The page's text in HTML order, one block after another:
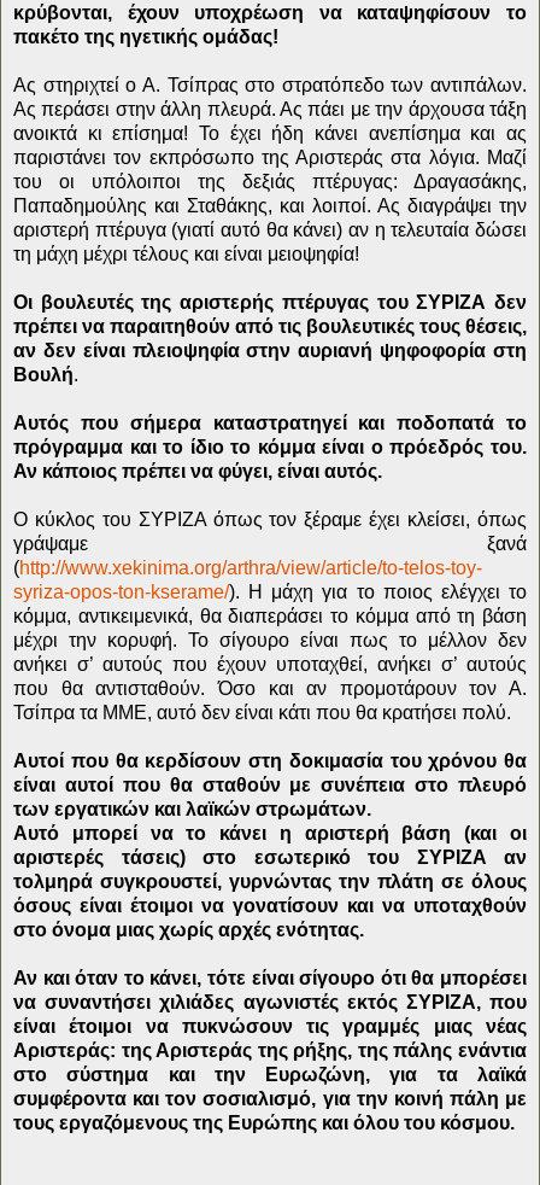
κρύβονται, έχουν υποχρέωση να καταψηφίσουν το
πακέτο της ηγετικής ομάδας!
Ας στηριχτεί ο Α. Τσίπρας στο στρατόπεδο των αντιπάλων.
Ας περάσει στην άλλη πλευρά. Ας πάει με την άρχουσα τάξη
ανοικτά κι επίσημα! Το έχει ήδη κάνει ανεπίσημα και ας
παριστάνει τον εκπρόσωπο της Αριστεράς στα λόγια. Μαζί
του οι υπόλοιποι της δεξιάς πτέρυγας: Δραγασάκης,
Παπαδημούλης και Σταθάκης, και λοιποί. Ας διαγράψει την
αριστερή πτέρυγα (γιατί αυτό θα κάνει) αν η τελευταία δώσει
τη μάχη μέχρι τέλους και είναι μειοψηφία!
Οι βουλευτές της αριστερής πτέρυγας του ΣΥΡΙΖΑ δεν
πρέπει να παραιτηθούν από τις βουλευτικές τους θέσεις,
αν δεν είναι πλειοψηφία στην αυριανή ψηφοφορία στη
Βουλή.
Αυτός που σήμερα καταστρατηγεί και ποδοπατά το
πρόγραμμα και το ίδιο το κόμμα είναι ο πρόεδρός του.
Αν κάποιος πρέπει να φύγει, είναι αυτός.
Ο κύκλος του ΣΥΡΙΖΑ όπως τον ξέραμε έχει κλείσει, όπως
γράψαμε ξανά
(http://www.xekinima.org/arthra/view/article/to-telos-toy-
syriza-opos-ton-kserame/). Η μάχη για το ποιος ελέγχει το
κόμμα, αντικειμενικά, θα διαπεράσει το κόμμα από τη βάση
μέχρι την κορυφή. Το σίγουρο είναι πως το μέλλον δεν
ανήκει σ’ αυτούς που έχουν υποταχθεί, ανήκει σ’ αυτούς
που θα αντισταθούν. Όσο και αν προμοτάρουν τον Α.
Τσίπρα τα ΜΜΕ, αυτό δεν είναι κάτι που θα κρατήσει πολύ.
Αυτοί που θα κερδίσουν στη δοκιμασία του χρόνου θα
είναι αυτοί που θα σταθούν με συνέπεια στο πλευρό
των εργατικών και λαϊκών στρωμάτων.
Αυτό μπορεί να το κάνει η αριστερή βάση (και οι
αριστερές τάσεις) στο εσωτερικό του ΣΥΡΙΖΑ αν
τολμηρά συγκρουστεί, γυρνώντας την πλάτη σε όλους
όσους είναι έτοιμοι να γονατίσουν και να υποταχθούν
στο όνομα μιας χωρίς αρχές ενότητας.
Αν και όταν το κάνει, τότε είναι σίγουρο ότι θα μπορέσει
να συναντήσει χιλιάδες αγωνιστές εκτός ΣΥΡΙΖΑ, που
είναι έτοιμοι να πυκνώσουν τις γραμμές μιας νέας
Αριστεράς: της Αριστεράς της ρήξης, της πάλης ενάντια
στο σύστημα και την Ευρωζώνη, για τα λαϊκά
συμφέροντα και τον σοσιαλισμό, για την κοινή πάλη με
τους εργαζόμενους της Ευρώπης και όλου του κόσμου.